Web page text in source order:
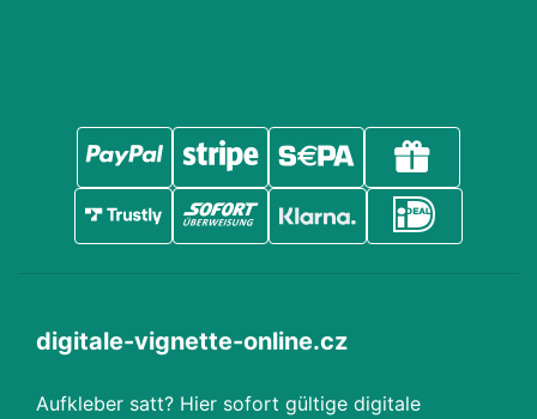
digitale-vignette-online.cz
Aufkleber satt? Hier sofort gültige digitale